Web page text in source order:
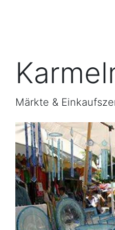
Märkte &